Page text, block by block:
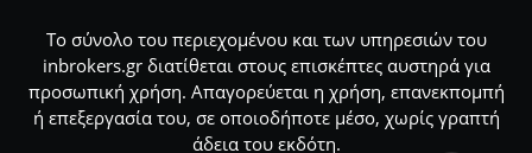
Το σύνολο του περιεχομένου και των υπηρεσιών του
inbrokers.gr διατίθεται στους επισκέπτες αυστηρά για
προσωπική χρήση. Απαγορεύεται η χρήση, επανεκπομπή
ή επεξεργασία του, σε οποιοδήποτε μέσο, χωρίς γραπτή
άδεια του εκδότη.